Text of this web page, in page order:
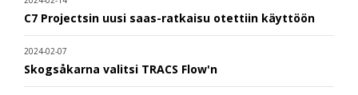
C7 Projectsin uusi saas-ratkaisu otettiin käyttöön
2024-02-07
Skogsåkarna valitsi TRACS Flow'n